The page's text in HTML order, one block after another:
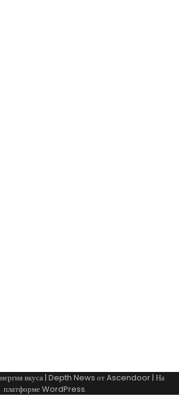
вкуса | Depth News отAscendoor | На
платформеWordPress.